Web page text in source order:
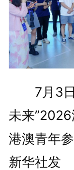
7月3日
未来
港澳青年
新华社发